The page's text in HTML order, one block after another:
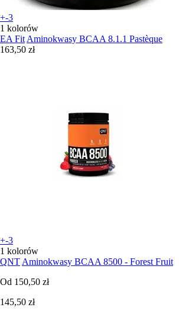
+-3
1 kolorów
EA Fit Aminokwasy BCAA 8.1.1 Pastèque
163,50 zł
+-3
1 kolorów
QNT Aminokwasy BCAA 8500 - Forest Fruit
Od 150,50 zł
145,50 zł